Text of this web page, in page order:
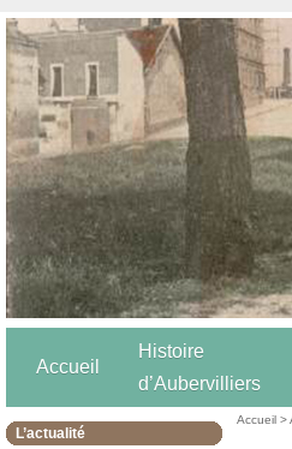
Accueil
Histoire
d’Aubervilliers
L’actualité
Accueil >